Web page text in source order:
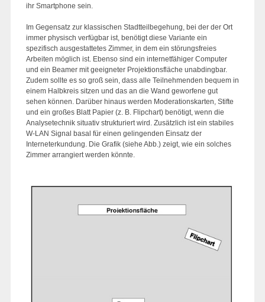
ihr Smartphone sein.
Im Gegensatz zur klassischen Stadtteilbegehung, bei der der Ort
immer physisch verfügbar ist, benötigt diese Variante ein
spezifisch ausgestattetes Zimmer, in dem ein störungsfreies
Arbeiten möglich ist. Ebenso sind ein internetfähiger Computer
und ein Beamer mit geeigneter Projektionsfläche unabdingbar.
Zudem sollte es so groß sein, dass alle Teilnehmenden bequem in
einem Halbkreis sitzen und das an die Wand geworfene gut
sehen können. Darüber hinaus werden Moderationskarten, Stifte
und ein großes Blatt Papier (z. B. Flipchart) benötigt, wenn die
Analysetechnik situativ strukturiert wird. Zusätzlich ist ein stabiles
W-LAN Signal basal für einen gelingenden Einsatz der
Interneterkundung. Die Grafik (siehe Abb.) zeigt, wie ein solches
Zimmer arrangiert werden könnte.